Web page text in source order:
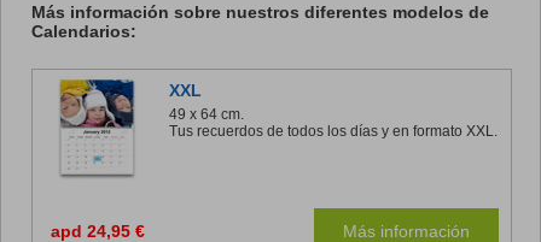
Más información sobre nuestros diferentes modelos de
Calendarios:
XXL
49 x 64 cm.
Tus recuerdos de todos los días y en formato XXL.
apd 24,95 € Más información